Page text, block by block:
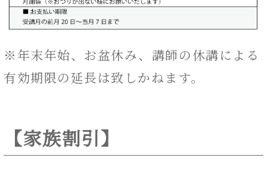
※年末年始、お盆休み、講師の休講による
有効期限の延長は致しかねます。
【家族割引】